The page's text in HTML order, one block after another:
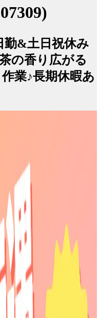
勤&土日祝休み
の香り広がる
業♪長期休暇あ